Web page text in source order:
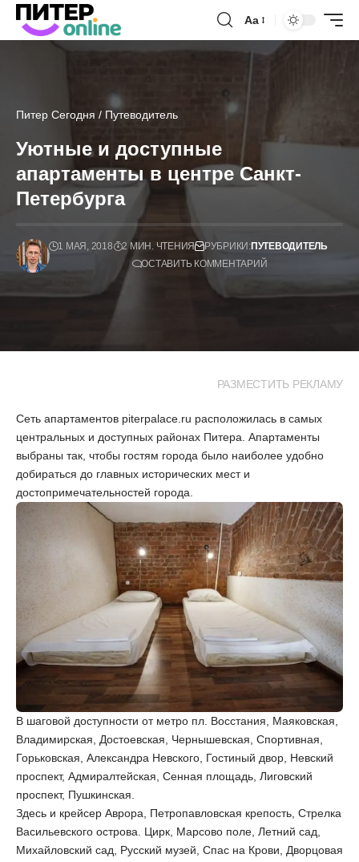
Аа
Питер Сегодня / Путеводитель
Уютные и доступные
апартаменты в центре Санкт-
Петербурга
1 МАЯ, 2018 2 МИН. ЧТЕНИЯ РУБРИКИ:ПУТЕВОДИТЕЛЬ
ОСТАВИТЬ КОММЕНТАРИЙ
РАЗМЕСТИТЬ РЕКЛАМУ
Сеть апартаментов piterpalace.ru расположилась в самых
центральных и доступных районах Питера. Апартаменты
выбраны так, чтобы гостям города было наиболее удобно
добираться до главных исторических мест и
достопримечательностей города.
В шаговой доступности от метро пл. Восстания, Маяковская,
Владимирская, Достоевская, Чернышевская, Спортивная,
Горьковская, Александра Невского, Гостиный двор, Невский
проспект, Адмиралтейская, Сенная площадь, Лиговский
проспект, Пушкинская.
Здесь и крейсер Аврора, Петропавловская крепость, Стрелка
Васильевского острова. Цирк, Марсово поле, Летний сад,
Михайловский сад, Русский музей, Спас на Крови, Дворцовая